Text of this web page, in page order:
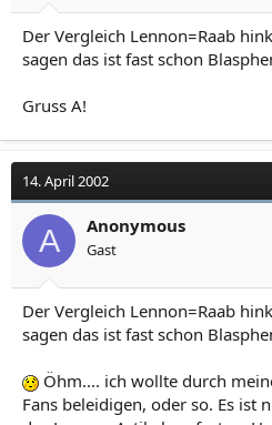
Der Vergleich Lennon=Raab
sagen das ist fast schon
Gruss A!
14. April 2002
A Anonymous
Gast
Der Vergleich Lennon=Raab
sagen das ist fast schon
Öhm.... ich wollte durch
Fans beleidigen, oder so. Es ist